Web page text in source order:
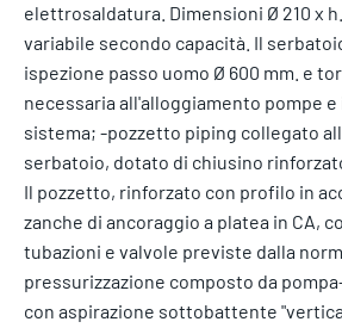
elettrosaldatura. Dimensioni Ø 210 x
variabile secondo capacità. Il
ispezione passo uomo Ø 600 mm. e
necessaria all'alloggiamento pompe
sistema; -pozzetto piping collegato
serbatoio, dotato di chiusino
Il pozzetto, rinforzato con profilo in
zanche di ancoraggio a platea in CA,
tubazioni e valvole previste dalla
pressurizzazione composto da
con aspirazione sottobattente